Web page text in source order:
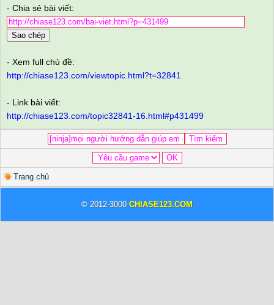
- Chia sẻ bài viết:
Sao chép
- Xem full chủ đề:
http://chiase123.com/viewtopic.html?t=32841
- Link bài viết:
http://chiase123.com/topic32841-16.html#p431499
Trang chủ
© 2012-3000 CHIASE123.COM